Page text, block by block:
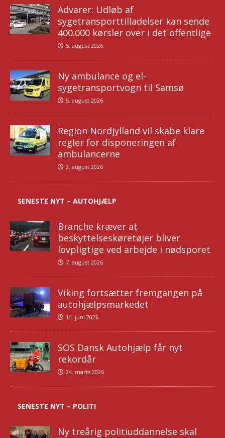
Advarer: Udløb af
sygetransporttilladelser kan sende
400.000 kørsler over i det offentlige
5. august 2026
Ny ambulance og el-
sygetransportvogn til Samsø
5. august 2026
Region Nordjylland vil skabe klare
regler for disponeringen af
ambulancerne
2. august 2026
SENESTE NYT – AUTOHJÆLP
Branche kræver at
beskyttelseskøretøjer bliver
lovpligtige ved arbejde i nødsporet
7. august 2026
Viking fortsætter fremgangen på
autohjælpsmarkedet
14. juni 2026
SOS Dansk Autohjælp får nyt
rekordår
24. marts 2026
SENESTE NYT – POLITI
Ny treårig politiuddannelse skal